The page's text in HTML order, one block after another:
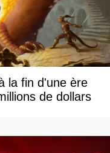
la fin d'une ère
de dollars